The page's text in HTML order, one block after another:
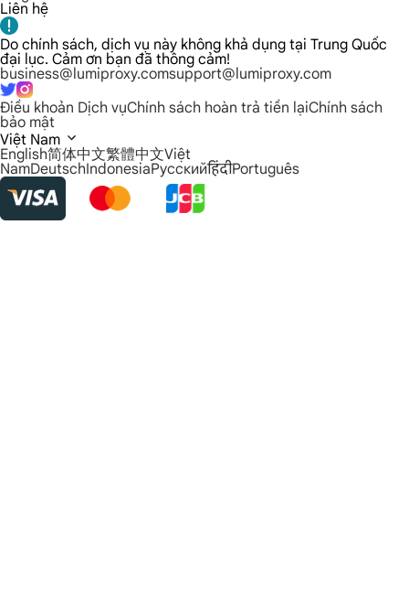
Liên hệ
Do chính sách, dịch vụ này không khả dụng tại Trung Quốc
đại lục. Cảm ơn bạn đã thông cảm!
business@lumiproxy.comsupport@lumiproxy.com
Điều khoản Dịch vụChính sách hoàn trả tiền lạiChính sách
bảo mật
Việt Nam
English简体中文繁體中文Việt
NamDeutschIndonesiaРусскийहिंदीPortuguês